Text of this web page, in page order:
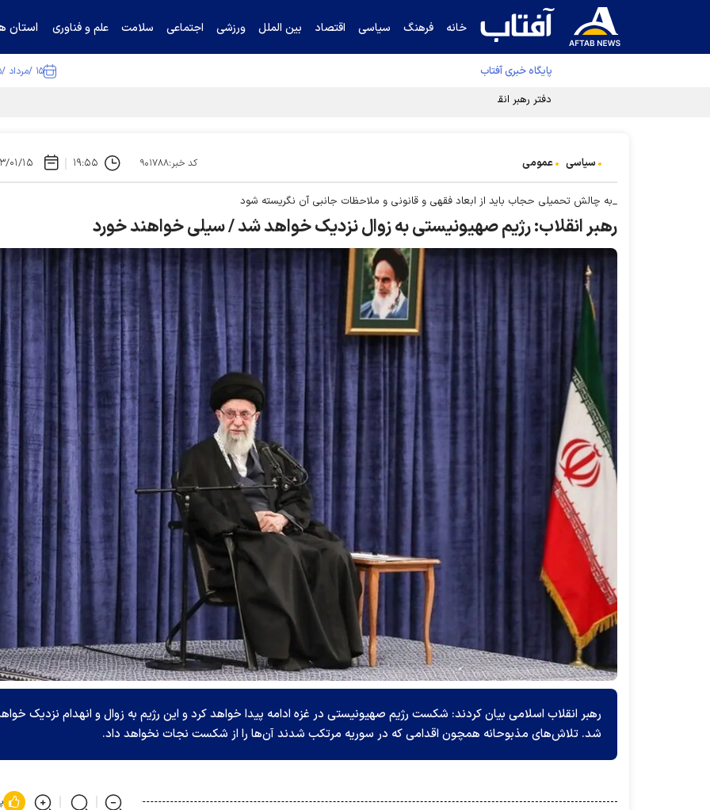
خانه فرهنگ سیاسی اقتصاد بین الملل ورزشی اجتماعی سلامت علم و فناوری استان
پایگاه خبری آفتاب ۱۵ /مرداد /۱۴۰۵
دفتر رهبر انقلاب ادعای خرازی درباره پزشکیان را تکذیب کرد
سیاسی عمومی کد خبر:۹۰۱۷۸۸ ۱۹:۵۵ ۱۴۰۳/
_به چالش تحمیلی حجاب باید از ابعاد فقهی و قانونی و ملاحظات جانبی آن نگریسته شود
رهبر انقلاب: رژیم صهیونیستی به زوال نزدیک خواهد شد / سیلی خواهند خورد
رهبر انقلاب اسلامی بیان کردند: شکست رژیم صهیونیستی در غزه ادامه پیدا خواهد کرد و این رژیم به زوال و انهدام نزدیک
شد. تلاش‌های مذبوحانه همچون اقدامی که در سوریه مرتکب شدند آن‌ها را از شکست نجات نخواهد داد.